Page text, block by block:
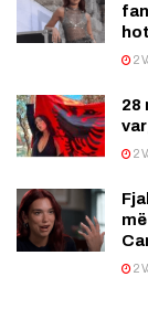
2
28
2
2